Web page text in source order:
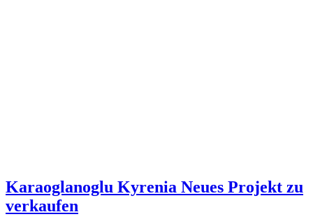
Karaoglanoglu Kyrenia Neues Projekt zu
verkaufen